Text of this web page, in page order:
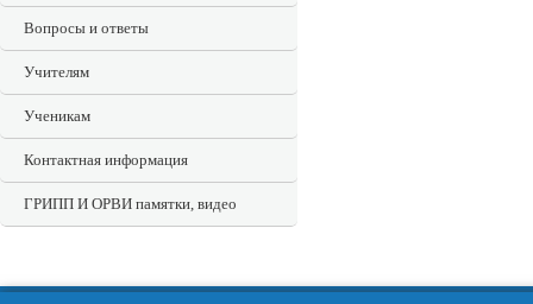
Вопросы и ответы
Учителям
Ученикам
Контактная информация
ГРИПП И ОРВИ памятки, видео